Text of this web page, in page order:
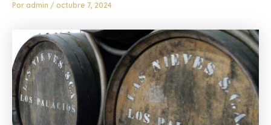
Por admin / octubre 7, 2024